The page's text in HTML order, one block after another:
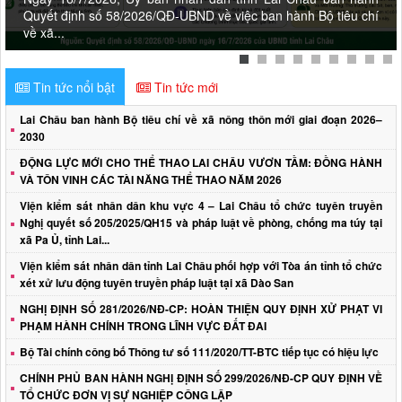
Quyết định số 58/2026/QĐ-UBND về việc ban hành Bộ tiêu chí
về xã...
Tin tức nổi bật Tin tức mới
Lai Châu ban hành Bộ tiêu chí về xã nông thôn mới giai đoạn 2026–
2030
ĐỘNG LỰC MỚI CHO THỂ THAO LAI CHÂU VƯƠN TẦM: ĐỒNG HÀNH
VÀ TÔN VINH CÁC TÀI NĂNG THỂ THAO NĂM 2026
Viện kiểm sát nhân dân khu vực 4 – Lai Châu tổ chức tuyên truyền
Nghị quyết số 205/2025/QH15 và pháp luật về phòng, chống ma túy tại
xã Pa Ủ, tỉnh Lai...
Viện kiểm sát nhân dân tỉnh Lai Châu phối hợp với Tòa án tỉnh tổ chức
xét xử lưu động tuyên truyền pháp luật tại xã Dào San
NGHỊ ĐỊNH SỐ 281/2026/NĐ-CP: HOÀN THIỆN QUY ĐỊNH XỬ PHẠT VI
PHẠM HÀNH CHÍNH TRONG LĨNH VỰC ĐẤT ĐAI
Bộ Tài chính công bố Thông tư số 111/2020/TT-BTC tiếp tục có hiệu lực
CHÍNH PHỦ BAN HÀNH NGHỊ ĐỊNH SỐ 299/2026/NĐ-CP QUY ĐỊNH VỀ
TỔ CHỨC ĐƠN VỊ SỰ NGHIỆP CÔNG LẬP